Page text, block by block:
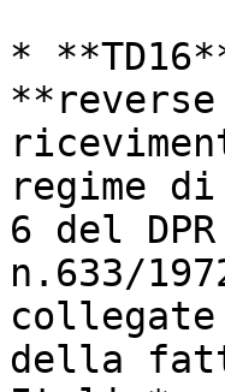
*
regime
6 del
n.633/
della